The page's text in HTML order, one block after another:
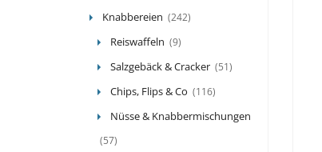
Knabbereien (242)
Reiswaffeln (9)
Salzgebäck & Cracker (51)
Chips, Flips & Co (116)
Nüsse & Knabbermischungen
(57)